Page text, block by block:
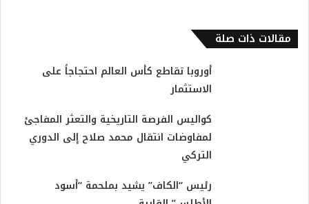
مقالات ذات صلة
أوروبا تقاطع كأس العالم احتجاجاً على
الاستثمار
كواليس الفرصة التاريخية والتعثر المفاجئ
لمفاوضات انتقال محمد صلاح إلى الدوري
التركي
رئيس “الكاف” يشيد بملحمة “أسود